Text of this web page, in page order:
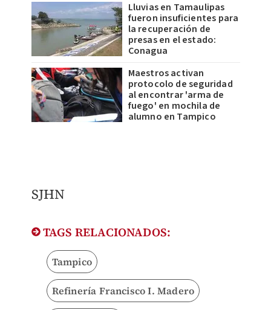
Lluvias en Tamaulipas
fueron insuficientes para
la recuperación de
presas en el estado:
Conagua
Maestros activan
protocolo de seguridad
al encontrar 'arma de
fuego' en mochila de
alumno en Tampico
SJHN
TAGS RELACIONADOS:
Tampico
Refinería Francisco I. Madero